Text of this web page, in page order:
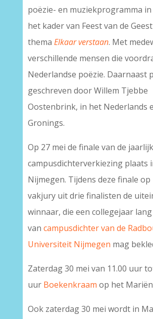
poëzie- en muziekprogramma
het kader van Feest van de
thema Elkaar verstaan. Met
verschillende mensen die
Nederlandse poëzie. Daarnaast
geschreven door Willem Tjebbe
Oostenbrink, in het Nederlands
Gronings.
Op 27 mei de finale van de
campusdichterverkiezing plaats
Nijmegen. Tijdens deze finale op
vakjury uit drie finalisten de
winnaar, die een collegejaar
van campusdichter van de
Universiteit Nijmegen mag
Zaterdag 30 mei van 11.00 uur
uur Boekenkraam op het
Ook zaterdag 30 mei wordt in